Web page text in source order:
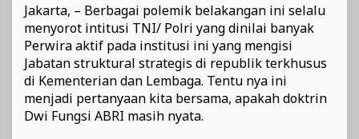
Jakarta, – Berbagai polemik belakangan ini selalu
menyorot intitusi TNI/ Polri yang dinilai banyak
Perwira aktif pada institusi ini yang mengisi
Jabatan struktural strategis di republik terkhusus
di Kementerian dan Lembaga. Tentu nya ini
menjadi pertanyaan kita bersama, apakah doktrin
Dwi Fungsi ABRI masih nyata.